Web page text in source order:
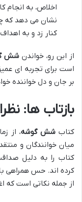
اخلاص، به انجام
نشان می دهد که
کنار زد و به
از این رو، خواندنشش
است برای تجربه ای
بر جان و دل خواننده
بازتاب ها:
کتابشش گوشه، از
میان خوانندگان و
کتاب را به دلیل
کرده اند. حس همراهی
از جمله نکاتی است که